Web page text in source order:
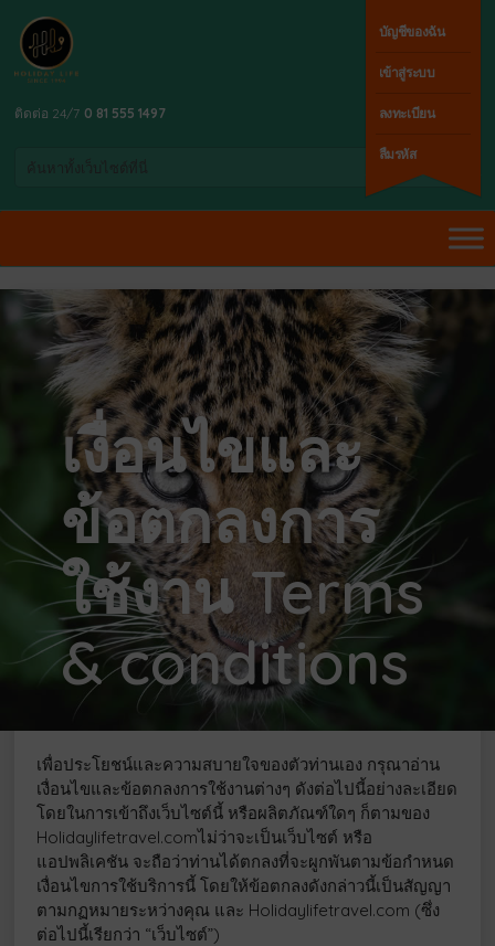
บัญชีของฉัน
เข้าสู่ระบบ
ลงทะเบียน
ลืมรหัส
ติดต่อ 24/7 0 81 555 1497
เงื่อนไขและ
ข้อตกลงการ
ใช้งาน Terms
& conditions
เพื่อประโยชน์และความสบายใจของตัวท่านเอง กรุณาอ่าน
เงื่อนไขและข้อตกลงการใช้งานต่างๆ ดังต่อไปนี้อย่างละเอียด
โดยในการเข้าถึงเว็บไซต์นี้ หรือผลิตภัณฑ์ใดๆ ก็ตามของ
Holidaylifetravel.comไม่ว่าจะเป็นเว็บไซต์ หรือ
แอปพลิเคชัน จะถือว่าท่านได้ตกลงที่จะผูกพันตามข้อกำหนด
เงื่อนไขการใช้บริการนี้ โดยให้ข้อตกลงดังกล่าวนี้เป็นสัญญา
ตามกฏหมายระหว่างคุณ และ Holidaylifetravel.com (ซึ่ง
ต่อไปนี้เรียกว่า “เว็บไซต์”)